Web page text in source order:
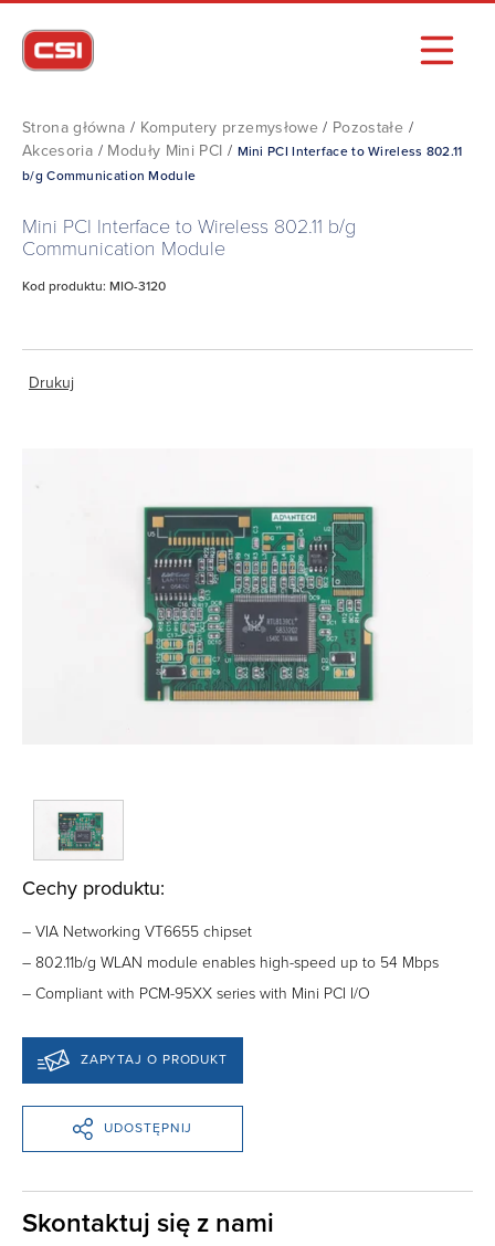
Strona główna / Komputery przemysłowe / Pozostałe /
Akcesoria / Moduły Mini PCI / Mini PCI Interface to Wireless 802.11
b/g Communication Module
Mini PCI Interface to Wireless 802.11 b/g
Communication Module
Kod produktu: MIO-3120
Drukuj
Cechy produktu:
– VIA Networking VT6655 chipset
– 802.11b/g WLAN module enables high-speed up to 54 Mbps
– Compliant with PCM-95XX series with Mini PCI I/O
ZAPYTAJ O PRODUKT
UDOSTĘPNIJ
Skontaktuj się z nami